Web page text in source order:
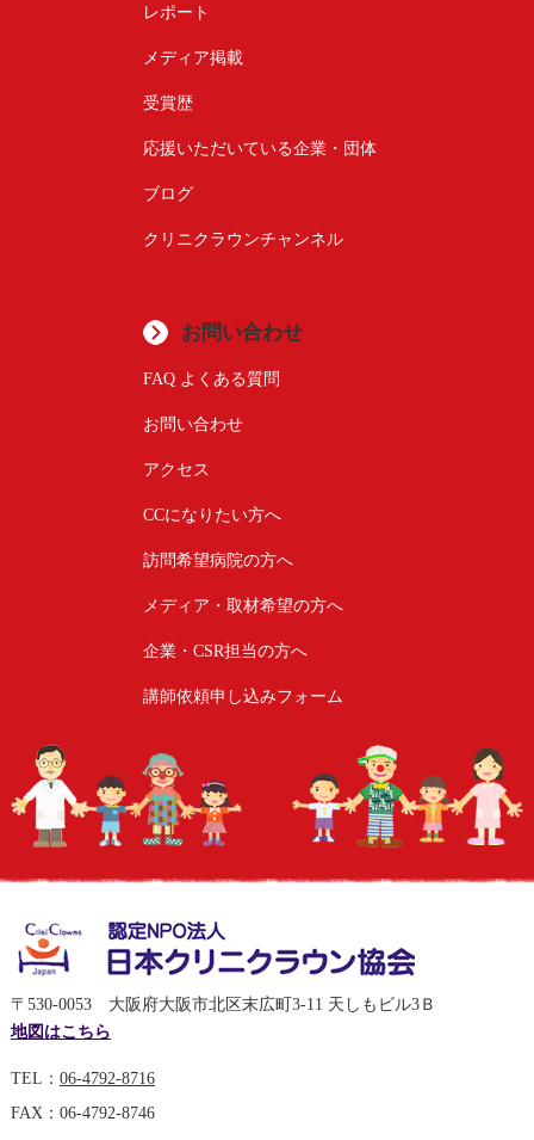
レポート
メディア掲載
受賞歴
応援いただいている企業・団体
ブログ
クリニクラウンチャンネル
お問い合わせ
FAQ よくある質問
お問い合わせ
アクセス
CCになりたい方へ
訪問希望病院の方へ
メディア・取材希望の方へ
企業・CSR担当の方へ
講師依頼申し込みフォーム
〒530-0053 大阪府大阪市北区末広町3-11 天しもビル3Ｂ
地図はこちら
TEL： 06-4792-8716
FAX：06-4792-8746